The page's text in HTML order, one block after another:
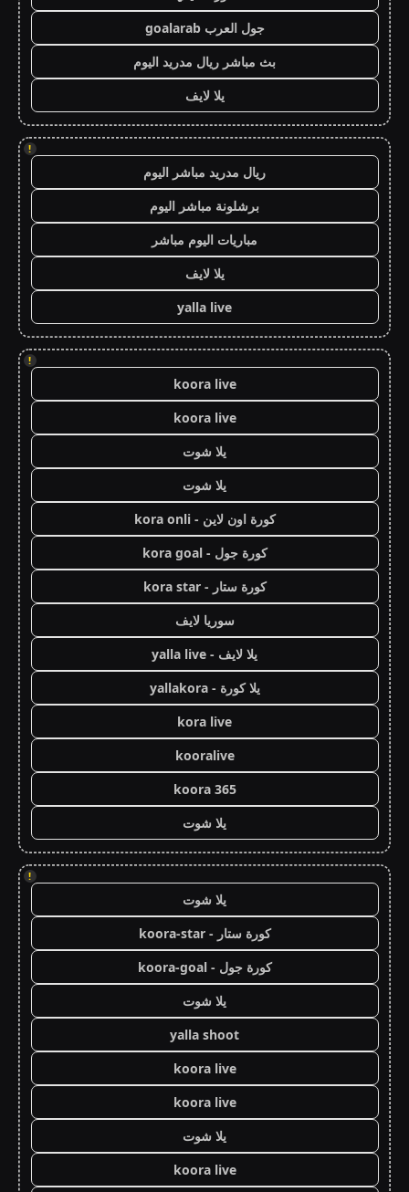
جول العرب goalarab
بث مباشر ريال مدريد اليوم
يلا لايف
!
ريال مدريد مباشر اليوم
برشلونة مباشر اليوم
مباريات اليوم مباشر
يلا لايف
yalla live
!
koora live
koora live
يلا شوت
يلا شوت
كورة اون لاين - kora onli
كورة جول - kora goal
كورة ستار - kora star
سوريا لايف
يلا لايف - yalla live
يلا كورة - yallakora
kora live
kooralive
koora 365
يلا شوت
!
يلا شوت
كورة ستار - koora-star
كورة جول - koora-goal
يلا شوت
yalla shoot
koora live
koora live
يلا شوت
koora live